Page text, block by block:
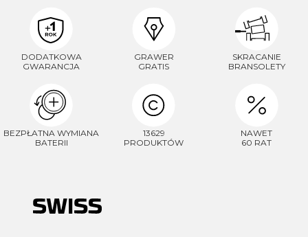
DODATKOWA
GWARANCJA
GRAWER
GRATIS
SKRACANIE
BRANSOLETY
BEZPŁATNA WYMIANA
BATERII
13629
PRODUKTÓW
NAWET
60 RAT